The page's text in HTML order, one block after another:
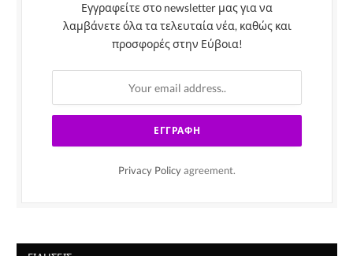
Εγγραφείτε στο newsletter μας για να
λαμβάνετε όλα τα τελευταία νέα, καθώς και
προσφορές στην Εύβοια!
Privacy Policy agreement.